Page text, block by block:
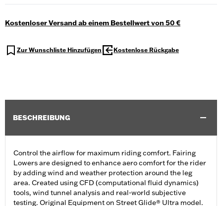
Kostenloser Versand ab einem Bestellwert von 50 €
Zur Wunschliste Hinzufügen Kostenlose Rückgabe
BESCHREIBUNG
Control the airflow for maximum riding comfort. Fairing
Lowers are designed to enhance aero comfort for the rider
by adding wind and weather protection around the leg
area. Created using CFD (computational fluid dynamics)
tools, wind tunnel analysis and real-world subjective
testing. Original Equipment on Street Glide® Ultra model.